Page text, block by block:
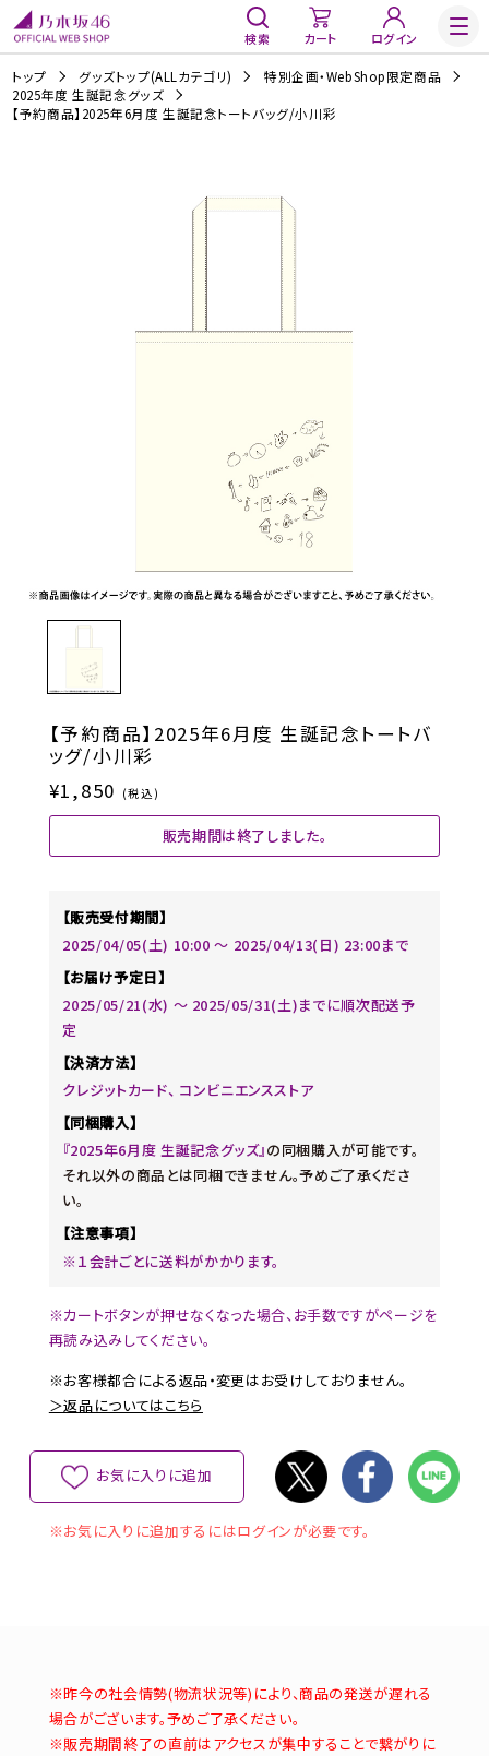
検索 カート ログイン
トップ グッズトップ(ALLカテゴリ)
特別企画・WebShop限定商品
2025年度 生誕記念グッズ
【予約商品】2025年6月度 生誕記念トートバッグ/小川彩
【予約商品】2025年6月度 生誕記念トートバ
ッグ/小川彩
¥1,850 (税込)
販売期間は終了しました。
【販売受付期間】
2025/04/05(土) 10:00 〜 2025/04/13(日) 23:00まで
【お届け予定日】
2025/05/21(水) 〜 2025/05/31(土)までに順次配送予
定
【決済方法】
クレジットカード、 コンビニエンスストア
【同梱購入】
『2025年6月度 生誕記念グッズ』の同梱購入が可能です。
それ以外の商品とは同梱できません。予めご了承くださ
い。
【注意事項】
※１会計ごとに送料がかかります。
※カートボタンが押せなくなった場合、お手数ですがページを
再読み込みしてください。
※お客様都合による返品・変更はお受けしておりません。
＞返品についてはこちら
お気に入りに追加
※お気に入りに追加するにはログインが必要です。
※昨今の社会情勢(物流状況等)により、商品の発送が遅れる
場合がございます。予めご了承ください。
※販売期間終了の直前はアクセスが集中することで繋がりに